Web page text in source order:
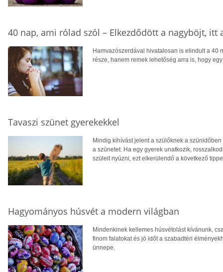
40 nap, ami rólad szól – Elkezdődött a nagyböjt, itt
Hamvazószerdával hivatalosan is elindult a 40
része, hanem remek lehetőség arra is, hogy
Tavaszi szünet gyerekekkel
Mindig kihívást jelent a szülőknek a
a szünetet. Ha egy gyerek unatkozik,
szüleit nyúzni, ezt elkerülendő a következő
Hagyományos húsvét a modern világban
Mindenkinek kellemes húsvétolást kívánunk,
finom falatokat és jó időt a szabadtéri
ünnepe.